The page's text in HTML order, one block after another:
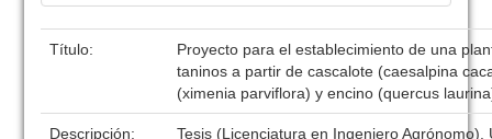
Título:
Proyecto para el establecimiento de una
taninos a partir de cascalote (caesalpina
(ximenia parviflora) y encino (quercus
Descripción:
Tesis (Licenciatura en Ingeniero Agrónomo).